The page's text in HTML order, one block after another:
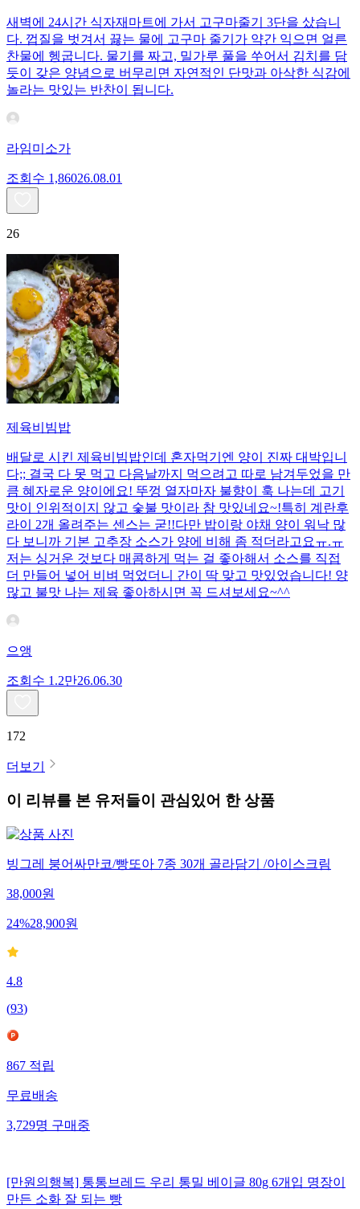
새벽에 24시간 식자재마트에 가서 고구마줄기 3단을 샀습니
다. 껍질을 벗겨서 끓는 물에 고구마 줄기가 약간 익으면 얼른
찬물에 헹굽니다. 물기를 짜고, 밀가루 풀을 쑤어서 김치를 담
듯이 갖은 양념으로 버무리면 자연적인 단맛과 아삭한 식감에
놀라는 맛있는 반찬이 됩니다.
라임미소가
조회수 1,86026.08.01
26
제육비빔밥
배달로 시킨 제육비빔밥인데 혼자먹기엔 양이 진짜 대박입니
다;; 결국 다 못 먹고 다음날까지 먹으려고 따로 남겨두었을 만
큼 혜자로운 양이에요! 뚜껑 열자마자 불향이 훅 나는데 고기
맛이 인위적이지 않고 숯불 맛이라 참 맛있네요~!특히 계란후
라이 2개 올려주는 센스는 굳!! ​다만 밥이랑 야채 양이 워낙 많
다 보니까 기본 고추장 소스가 양에 비해 좀 적더라고요ㅠ.ㅠ
저는 싱거운 것보다 매콤하게 먹는 걸 좋아해서 소스를 직접
더 만들어 넣어 비벼 먹었더니 간이 딱 맞고 맛있었습니다! 양
많고 불맛 나는 제육 좋아하시면 꼭 드셔보세요~^^
으앵
조회수 1.2만26.06.30
172
더보기
이 리뷰를 본 유저들이 관심있어 한 상품
빙그레 붕어싸만코/빵또아 7종 30개 골라담기 /아이스크림
38,000원
24%28,900원
4.8
(93)
867 적립
무료배송
3,729명 구매중
[만원의행복] 통통브레드 우리 통밀 베이글 80g 6개입 명장이
만든 소화 잘 되는 빵